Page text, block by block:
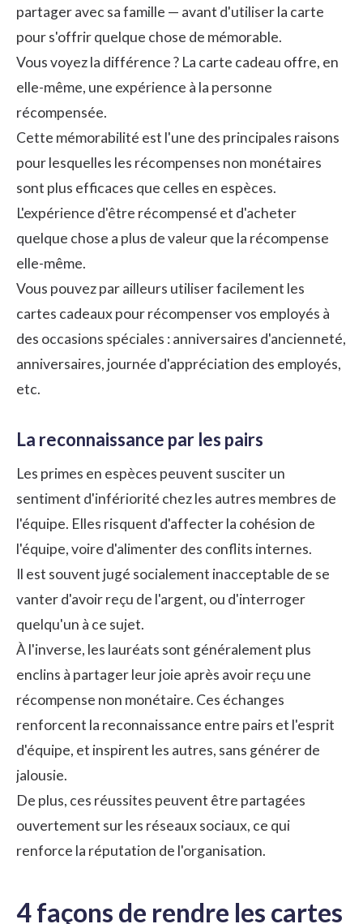
partager avec sa famille — avant d'utiliser la carte
pour s'offrir quelque chose de mémorable.
Vous voyez la différence ? La carte cadeau offre, en
elle-même, une expérience à la personne
récompensée.
Cette mémorabilité est l'une des principales raisons
pour lesquelles les récompenses non monétaires
sont plus efficaces que celles en espèces.
L'expérience d'être récompensé et d'acheter
quelque chose a plus de valeur que la récompense
elle-même.
Vous pouvez par ailleurs utiliser facilement les
cartes cadeaux pour récompenser vos employés à
des occasions spéciales : anniversaires d'ancienneté,
anniversaires, journée d'appréciation des employés,
etc.
La reconnaissance par les pairs
Les primes en espèces peuvent susciter un
sentiment d'infériorité chez les autres membres de
l'équipe. Elles risquent d'affecter la cohésion de
l'équipe, voire d'alimenter des conflits internes.
Il est souvent jugé socialement inacceptable de se
vanter d'avoir reçu de l'argent, ou d'interroger
quelqu'un à ce sujet.
À l'inverse, les lauréats sont généralement plus
enclins à partager leur joie après avoir reçu une
récompense non monétaire. Ces échanges
renforcent la reconnaissance entre pairs et l'esprit
d'équipe, et inspirent les autres, sans générer de
jalousie.
De plus, ces réussites peuvent être partagées
ouvertement sur les réseaux sociaux, ce qui
renforce la réputation de l'organisation.
4 façons de rendre les cartes